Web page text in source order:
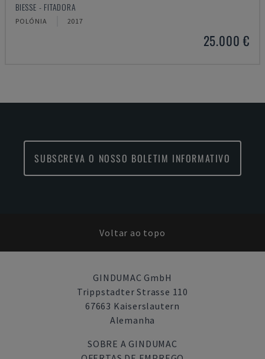
BIESSE - FITADORA
POLÓNIA 2017
25.000 €
SUBSCREVA O NOSSO BOLETIM INFORMATIVO
Voltar ao topo
GINDUMAC GmbH
Trippstadter Strasse 110
67663 Kaiserslautern
Alemanha
SOBRE A GINDUMAC